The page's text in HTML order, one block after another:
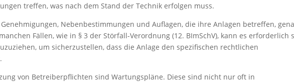
treffen, was nach dem Stand der Technik erfolgen muss.
Nebenbestimmungen und Auflagen, die ihre Anlagen betreffen,
Fällen, wie in § 3 der Störfall-Verordnung (12. BImSchV), kann es erforderlich
um sicherzustellen, dass die Anlage den spezifischen rechtlichen
von Betreiberpflichten sind Wartungspläne. Diese sind nicht nur oft in